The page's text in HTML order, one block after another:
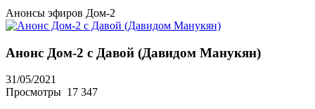
Анонсы эфиров Дом-2
Анонс Дом-2 с Давой (Давидом Манукян)
31/05/2021
Просмотры 17 347